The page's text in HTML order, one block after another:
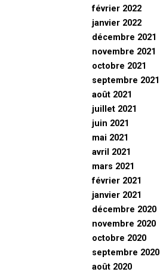
février 2022
janvier 2022
décembre 2021
novembre 2021
octobre 2021
septembre 2021
août 2021
juillet 2021
juin 2021
mai 2021
avril 2021
mars 2021
février 2021
janvier 2021
décembre 2020
novembre 2020
octobre 2020
septembre 2020
août 2020